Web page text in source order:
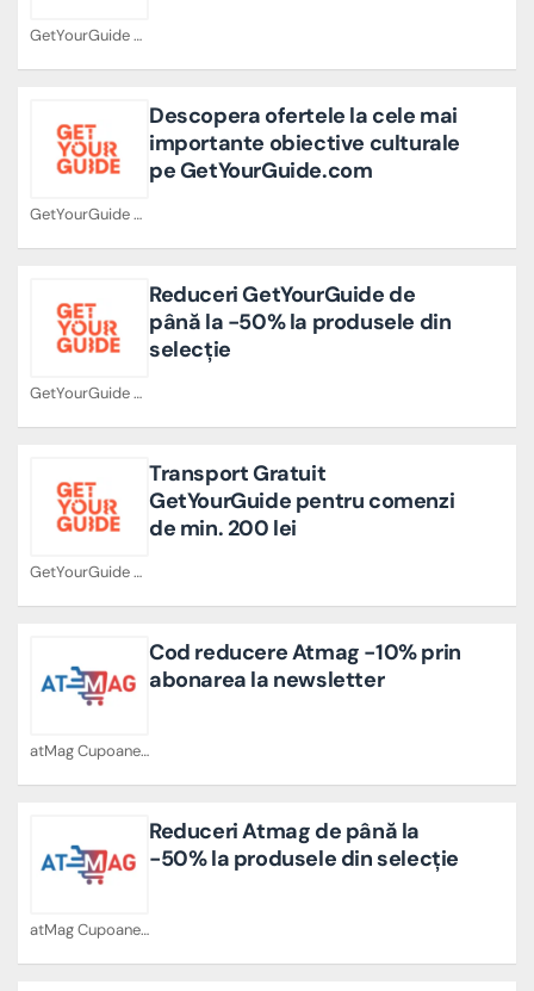
GetYourGuide Cupoane
GetYourGuide Cupoane
Descopera ofertele la cele mai
importante obiective culturale
pe GetYourGuide.com
GetYourGuide Cupoane
Reduceri GetYourGuide de
până la -50% la produsele din
selecție
GetYourGuide Cupoane
Transport Gratuit
GetYourGuide pentru comenzi
de min. 200 lei
atMag Cupoane
Cod reducere Atmag -10% prin
abonarea la newsletter
atMag Cupoane
Reduceri Atmag de până la
-50% la produsele din selecție